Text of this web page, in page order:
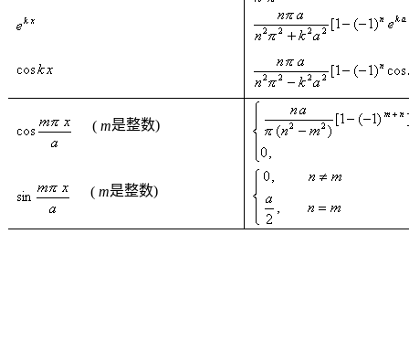
(m是整数)
(m是整数)